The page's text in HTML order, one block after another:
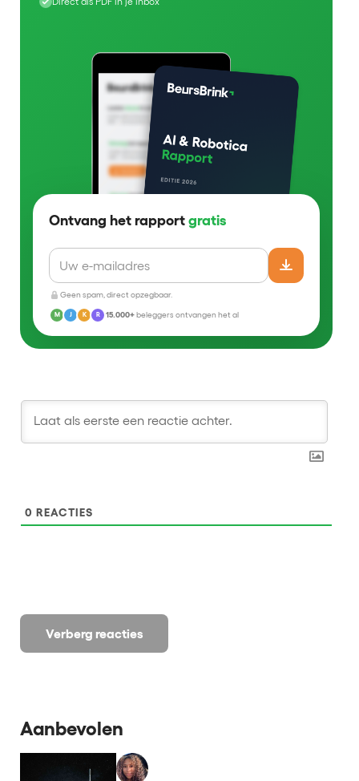
Ontvang het rapport gratis
Geen spam, direct opzegbaar.
M J K R 15.000+beleggers ontvangen het al
Verberg reacties
0 REACTIES
Aanbevolen